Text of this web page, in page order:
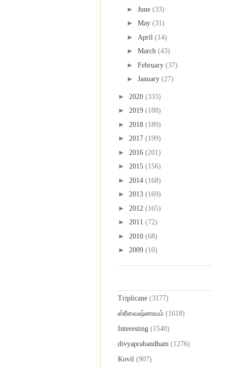
► June (33)
► May (31)
► April (14)
► March (43)
► February (37)
► January (27)
► 2020 (333)
► 2019 (188)
► 2018 (189)
► 2017 (199)
► 2016 (201)
► 2015 (156)
► 2014 (168)
► 2013 (169)
► 2012 (165)
► 2011 (72)
► 2010 (68)
► 2009 (10)
Triplicane (3177)
ஸ்ரீவைஷ்ணவம் (1618)
Interesting (1540)
divyaprabandham (1276)
Kovil (907)